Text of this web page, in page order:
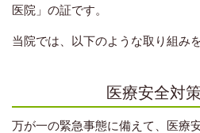
医院」の証です。
当院では、以下のような取り組み
医療安全対
万が一の緊急事態に備えて、医療